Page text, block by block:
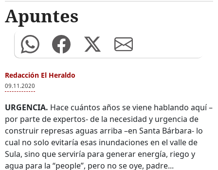
Apuntes
Redacción El Heraldo
09.11.2020
URGENCIA. Hace cuántos años se viene hablando aquí –
por parte de expertos- de la necesidad y urgencia de
construir represas aguas arriba –en Santa Bárbara- lo
cual no solo evitaría esas inundaciones en el valle de
Sula, sino que serviría para generar energía, riego y
agua para la “people”, pero no se oye, padre...